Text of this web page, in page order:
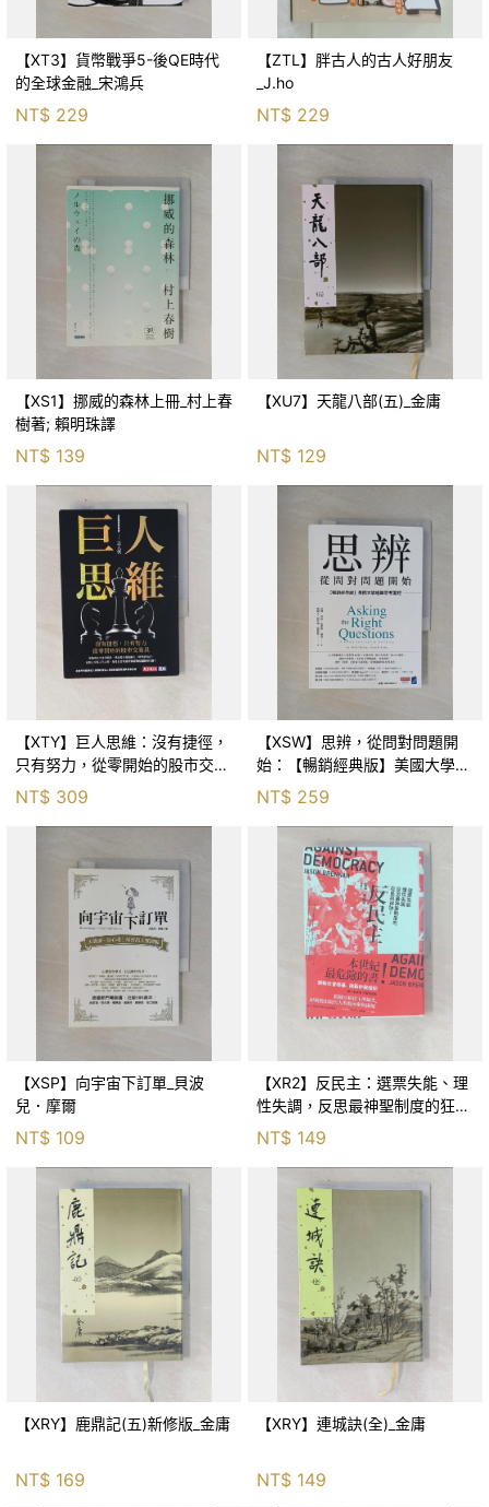
【XT3】貨幣戰爭5-後QE時代
的全球金融_宋鴻兵
NT$ 229
【ZTL】胖古人的古人好朋友
_J.ho
NT$ 229
【XS1】挪威的森林上冊_村上春
樹著; 賴明珠譯
NT$ 139
【XU7】天龍八部(五)_金庸
NT$ 129
【XTY】巨人思維：沒有捷徑，
只有努力，從零開始的股市交易
員_巨人傑
NT$ 309
【XSW】思辨，從問對問題開
始：【暢銷經典版】美國大學邏
輯思考聖經_尼爾．布朗, 史都
華．基里, 羅耀宗, 蔡宏明, 黃賓
NT$ 259
【XSP】向宇宙下訂單_貝波
兒．摩爾
NT$ 109
【XR2】反民主：選票失能、理
性失調，反思最神聖制度的狂亂
NT$ 149
【XRY】鹿鼎記(五)新修版_金庸
NT$ 169
【XRY】連城訣(全)_金庸
NT$ 149